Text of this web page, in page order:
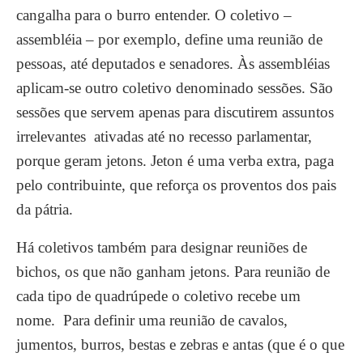
cangalha para o burro entender. O coletivo –
assembléia – por exemplo, define uma reunião de
pessoas, até deputados e senadores. Às assembléias
aplicam-se outro coletivo denominado sessões. São
sessões que servem apenas para discutirem assuntos
irrelevantes ativadas até no recesso parlamentar,
porque geram jetons. Jeton é uma verba extra, paga
pelo contribuinte, que reforça os proventos dos pais
da pátria.
Há coletivos também para designar reuniões de
bichos, os que não ganham jetons. Para reunião de
cada tipo de quadrúpede o coletivo recebe um
nome. Para definir uma reunião de cavalos,
jumentos, burros, bestas e zebras e antas (que é o que